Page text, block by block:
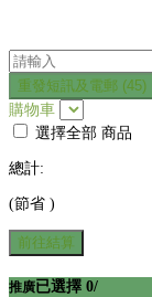
重發短訊及電郵 (45)
購物車
選擇全部 商品
總計:
(節省 )
前往結算
推廣已選擇 0/